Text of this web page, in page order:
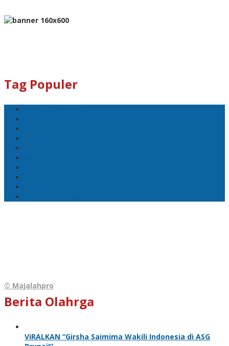
Tag Populer
© Majalahpro
Berita Olahrga
ViRALKAN “Girsha Saimima Wakili Indonesia di ASG